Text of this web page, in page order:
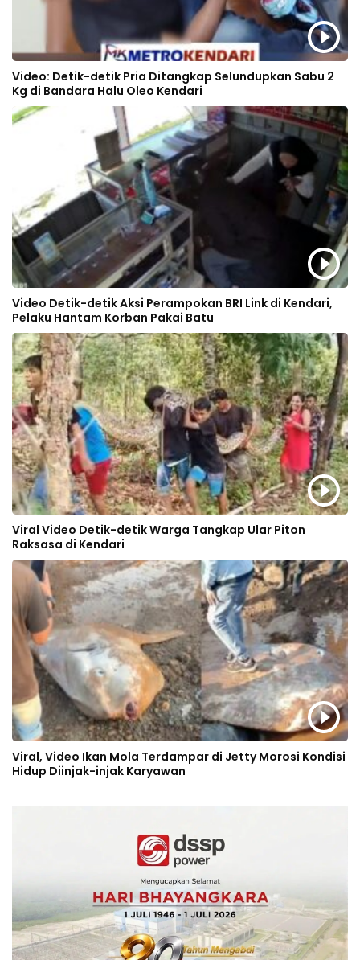
Video: Detik-detik Pria Ditangkap Selundupkan Sabu 2
Kg di Bandara Halu Oleo Kendari
Video Detik-detik Aksi Perampokan BRI Link di Kendari,
Pelaku Hantam Korban Pakai Batu
Viral Video Detik-detik Warga Tangkap Ular Piton
Raksasa di Kendari
Viral, Video Ikan Mola Terdampar di Jetty Morosi Kondisi
Hidup Diinjak-injak Karyawan